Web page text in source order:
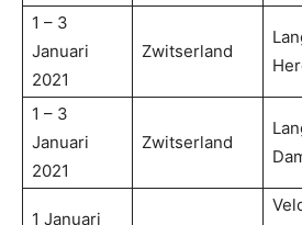
1 – 3
Januari
2021
Zwitserland
1 – 3
Januari
2021
Zwitserland
1 Januari